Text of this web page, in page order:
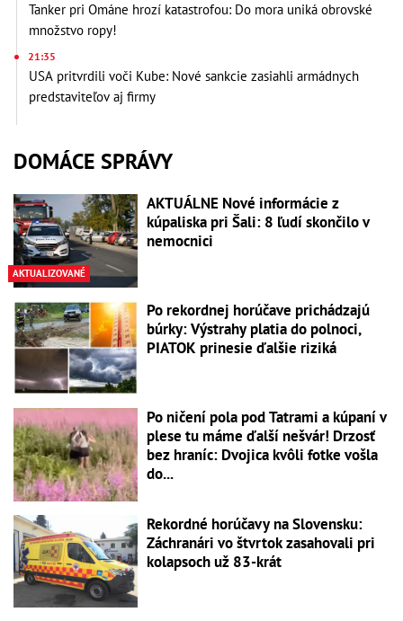
Tanker pri Ománe hrozí katastrofou: Do mora uniká obrovské
množstvo ropy!
21:35
USA pritvrdili voči Kube: Nové sankcie zasiahli armádnych
predstaviteľov aj firmy
DOMÁCE SPRÁVY
AKTUALIZOVANÉ
AKTUÁLNE Nové informácie z
kúpaliska pri Šali: 8 ľudí skončilo v
nemocnici
Po rekordnej horúčave prichádzajú
búrky: Výstrahy platia do polnoci,
PIATOK prinesie ďalšie riziká
Po ničení pola pod Tatrami a kúpaní v
plese tu máme ďalší nešvár! Drzosť
bez hraníc: Dvojica kvôli fotke vošla
do...
Rekordné horúčavy na Slovensku:
Záchranári vo štvrtok zasahovali pri
kolapsoch už 83-krát